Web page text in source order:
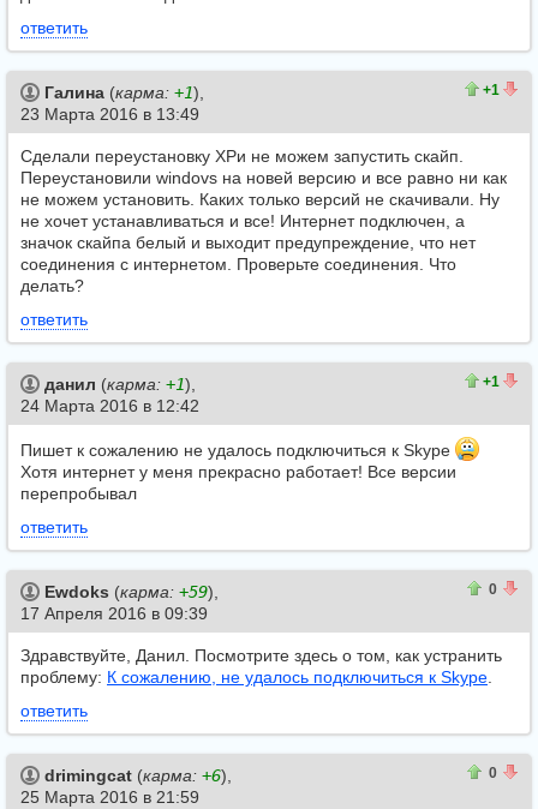
ответить
+1
Галина (карма: +1),
23 Марта 2016 в 13:49
Сделали переустановку XPи не можем запустить скайп.
Переустановили windovs на новей версию и все равно ни как
не можем установить. Каких только версий не скачивали. Ну
не хочет устанавливаться и все! Интернет подключен, а
значок скайпа белый и выходит предупреждение, что нет
соединения с интернетом. Проверьте соединения. Что
делать?
ответить
+1
данил (карма: +1),
24 Марта 2016 в 12:42
Пишет к сожалению не удалось подключиться к Skype
Хотя интернет у меня прекрасно работает! Все версии
перепробывал
ответить
0
Ewdoks (карма: +59),
17 Апреля 2016 в 09:39
Здравствуйте, Данил. Посмотрите здесь о том, как устранить
проблему: К сожалению, не удалось подключиться к Skype.
ответить
0
drimingcat (карма: +6),
25 Марта 2016 в 21:59